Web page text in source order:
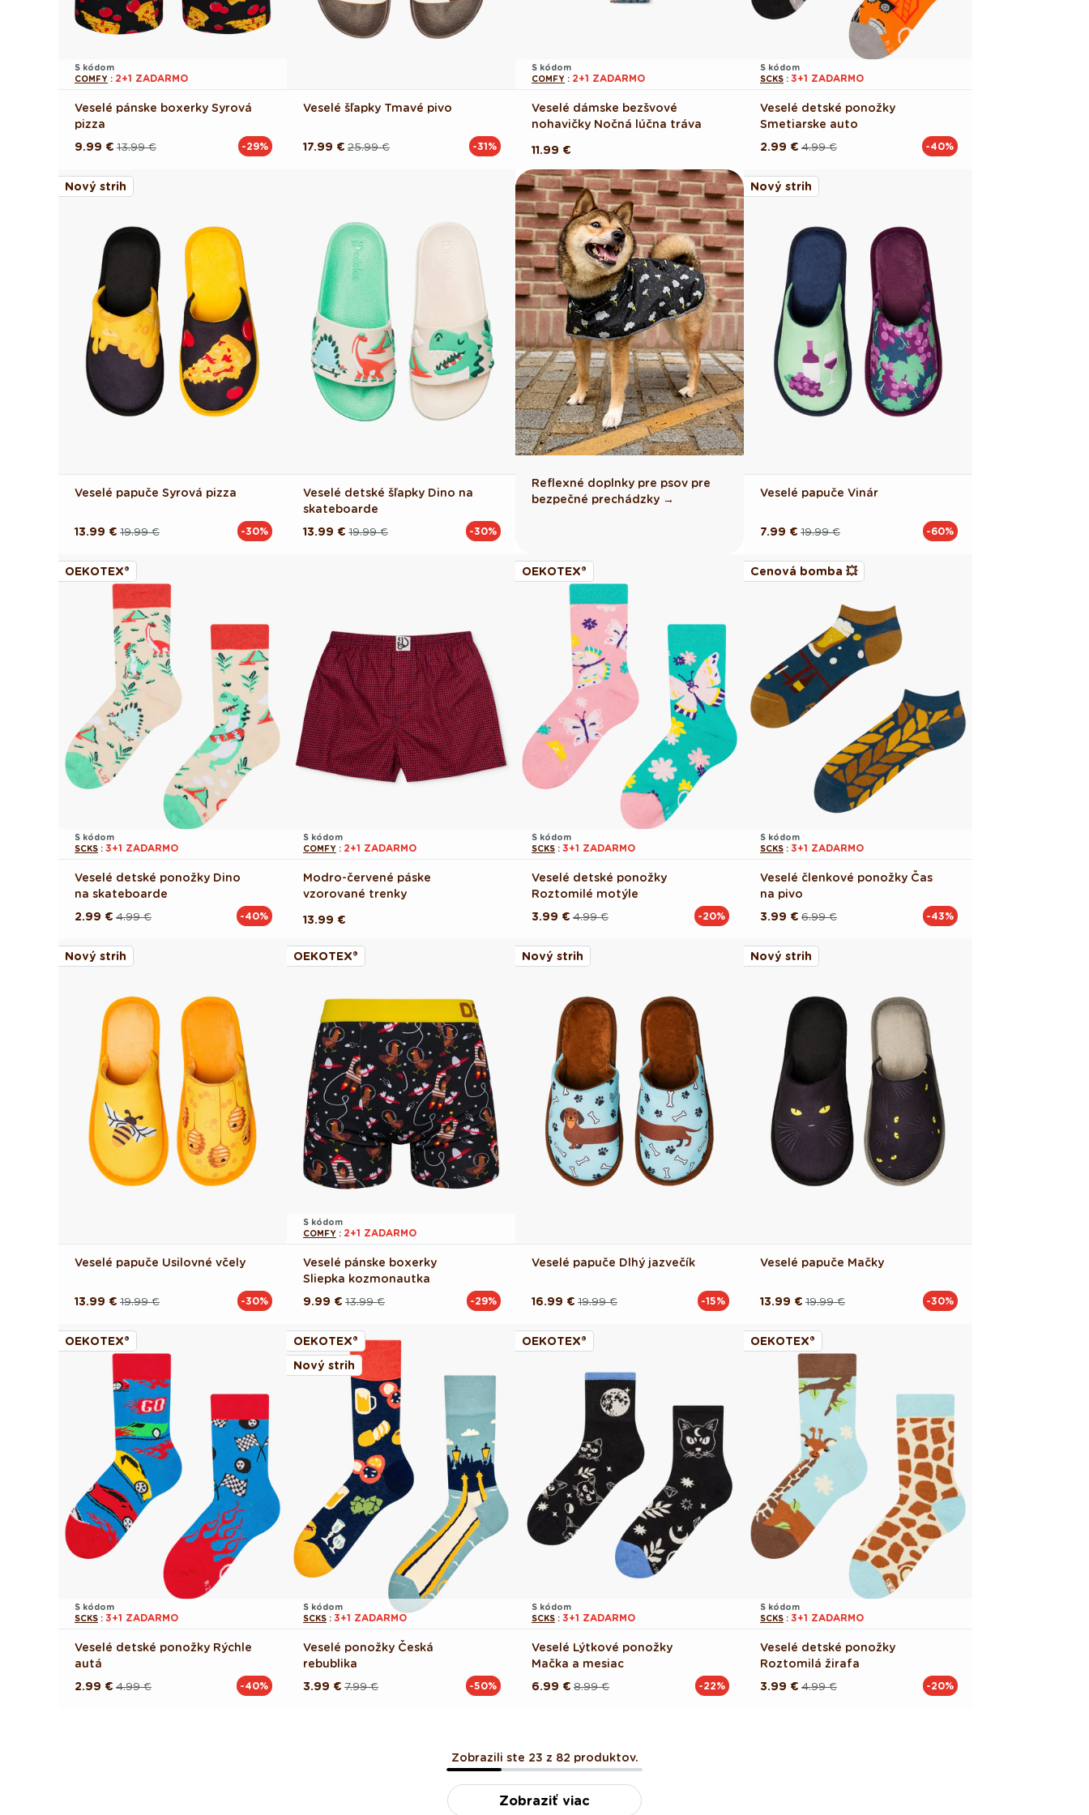
S kódom
COMFY : 2+1 ZADARMO
Veselé pánske boxerky Syrová
pizza
Pôvodná13.99 €
Akciová
9.99 € -29%
Veselé šľapky Tmavé pivo
Pôvodná25.99 €
Akciová
17.99 € -31%
S kódom
COMFY : 2+1 ZADARMO
Veselé dámske bezšvové
nohavičky Nočná lúčna tráva
Pôvodná
11.99 €
S kódom
SCKS : 3+1 ZADARMO
Veselé detské ponožky
Smetiarske auto
Pôvodná4.99 €
Akciová
2.99 € -40%
Nový strih
Veselé papuče Syrová pizza
Pôvodná19.99 €
Akciová
13.99 € -30%
Veselé detské šľapky Dino na
skateboarde
Pôvodná19.99 €
Akciová
13.99 € -30%
Reflexné doplnky pre psov pre
bezpečné prechádzky →
Nový strih
Veselé papuče Vinár
Pôvodná19.99 €
Akciová
7.99 € -60%
OEKOTEX®
S kódom
SCKS : 3+1 ZADARMO
Veselé detské ponožky Dino
na skateboarde
Pôvodná4.99 €
Akciová
2.99 € -40%
S kódom
COMFY : 2+1 ZADARMO
Modro-červené páske
vzorované trenky
Pôvodná
13.99 €
OEKOTEX®
S kódom
SCKS : 3+1 ZADARMO
Veselé detské ponožky
Roztomilé motýle
Pôvodná4.99 €
Akciová
3.99 € -20%
Cenová bomba 💥
S kódom
SCKS : 3+1 ZADARMO
Veselé členkové ponožky Čas
na pivo
Pôvodná6.99 €
Akciová
3.99 € -43%
Nový strih
Veselé papuče Usilovné včely
Pôvodná19.99 €
Akciová
13.99 € -30%
OEKOTEX®
S kódom
COMFY : 2+1 ZADARMO
Veselé pánske boxerky
Sliepka kozmonautka
Pôvodná13.99 €
Akciová
9.99 € -29%
Nový strih
Veselé papuče Dlhý jazvečík
Pôvodná19.99 €
Akciová
16.99 € -15%
Nový strih
Veselé papuče Mačky
Pôvodná19.99 €
Akciová
13.99 € -30%
OEKOTEX®
S kódom
SCKS : 3+1 ZADARMO
Veselé detské ponožky Rýchle
autá
Pôvodná4.99 €
Akciová
2.99 € -40%
OEKOTEX®
Nový strih
S kódom
SCKS : 3+1 ZADARMO
Veselé ponožky Česká
rebublika
Pôvodná7.99 €
Akciová
3.99 € -50%
OEKOTEX®
S kódom
SCKS : 3+1 ZADARMO
Veselé Lýtkové ponožky
Mačka a mesiac
Pôvodná8.99 €
Akciová
6.99 € -22%
OEKOTEX®
S kódom
SCKS : 3+1 ZADARMO
Veselé detské ponožky
Roztomilá žirafa
Pôvodná4.99 €
Akciová
3.99 € -20%
Zobrazili ste 23 z 82 produktov.
Zobraziť viac